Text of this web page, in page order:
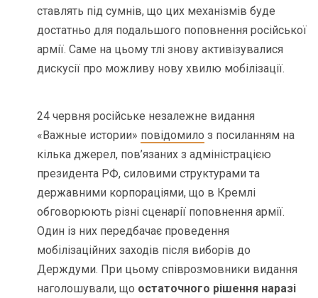
ставлять під сумнів, що цих механізмів буде
достатньо для подальшого поповнення російської
армії. Саме на цьому тлі знову активізувалися
дискусії про можливу нову хвилю мобілізації.
24 червня російське незалежне видання
«Важные истории» повідомило з посиланням на
кілька джерел, пов’язаних з адміністрацією
президента РФ, силовими структурами та
державними корпораціями, що в Кремлі
обговорюють різні сценарії поповнення армії.
Один із них передбачає проведення
мобілізаційних заходів після виборів до
Держдуми. При цьому співрозмовники видання
наголошували, що остаточного рішення наразі